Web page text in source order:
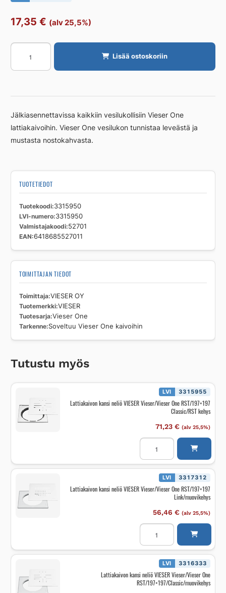
17,35 € (alv 25,5%)
Lattiakaivon
vesilukko
VIESER
One
Vieser
One
kaivoihin
Lisää ostoskoriin
Jälkiasennettavissa kaikkiin vesilukollisiin Vieser One
lattiakaivoihin. Vieser One vesilukon tunnistaa leveästä ja
mustasta nostokahvasta.
TUOTETIEDOT
Tuotekoodi 3315950
LVI-numero 3315950
Valmistajakoodi 52701
EAN 6418685527011
TOIMITTAJAN TIEDOT
Toimittaja VIESER OY
Tuotemerkki VIESER
Tuotesarja Vieser One
Tarkenne Soveltuu Vieser One kaivoihin
Tutustu myös
LVI 3315955
Lattiakaivon kansi neliö VIESER Vieser/Vieser One RST/197×197
Classic/RST kehys
71,23 € (alv 25,5%)
Lattiakaivon
kansi
neliö
VIESER
Vieser/Vieser
RST/197x197
Classic/RST
LVI 3317312
Lattiakaivon kansi neliö VIESER Vieser/Vieser One RST/197×197
Link/muovikehys
56,46 € (alv 25,5%)
Lattiakaivon
kansi
neliö
VIESER
Vieser/Vieser
RST/197x197
Link/muovikehys
määrä
LVI 3316333
Lattiakaivon kansi neliö VIESER Vieser/Vieser One
RST/197×197/Classic/muovikehys